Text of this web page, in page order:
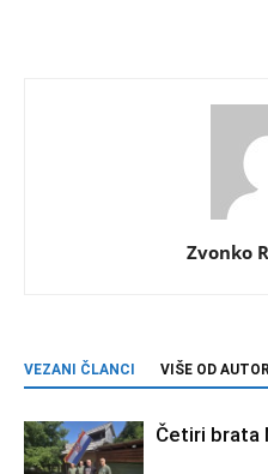
Zvonko
VEZANI ČLANCI VIŠE OD
Četiri brata